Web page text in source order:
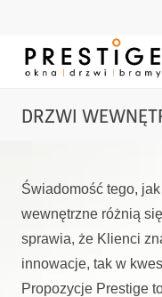
DRZWI
Świadomość tego,
wewnętrzne różnią
sprawia, że Klienci
innowacje, tak w
Propozycje Prestige